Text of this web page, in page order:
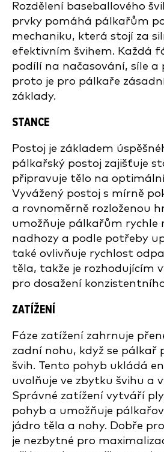
Rozdělení baseballového
prvky pomáhá pálkařům
mechaniku, která stojí za
efektivním švihem. Každá
podílí na načasování, síle a
proto je pro pálkaře
základy.
STANCE
Postoj je základem
pálkařský postoj zajišťuje
připravuje tělo na
Vyvážený postoj s mírně
a rovnoměrně rozloženou
umožňuje pálkařům rychle
nadhozy a podle potřeby
také ovlivňuje rychlost
těla, takže je rozhodujícím
pro dosažení
ZATÍŽENÍ
Fáze zatížení zahrnuje
zadní nohu, když se pálkař
švih. Tento pohyb ukládá
uvolňuje ve zbytku švihu a
Správné zatížení vytváří
pohyb a umožňuje
jádro těla a nohy. Dobře
je nezbytné pro